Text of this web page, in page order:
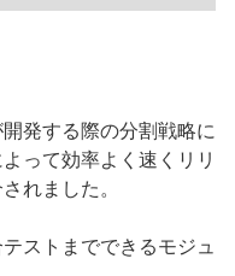
発する際の分割戦略に
って効率よく速くリリ
れました。
ストまでできるモジュ